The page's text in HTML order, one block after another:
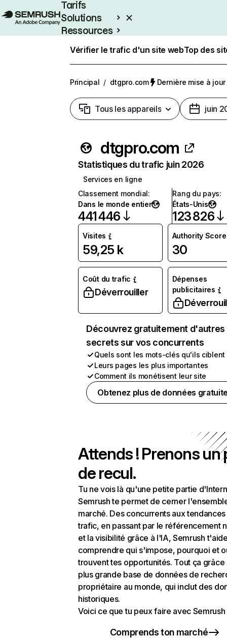
Tarifs
Solutions
Ressources
Vérifier le trafic d'un site webTop des
Principal / dtgpro.com Dernière mise à
Tous les appareils juin
dtgpro.com
Statistiques du trafic juin 2026
Services en ligne
Classement mondial:
Dans le monde entier
441 446
Rang du pays:
États-Unis
123 826
Visites
59,25 k
Authority Score
30
Coût du trafic
Déverrouiller
Dépenses
publicitaires
Découvrez gratuitement d'autres
secrets sur vos concurrents
Quels sont les mots-clés qu'ils ciblent
Leurs pages les plus importantes
Comment ils monétisent leur site
Obtenez plus de données
Attends ! Prenons un
de recul.
Tu ne vois là qu'une petite partie
Semrush te permet de cerner
marché. Des concurrents aux
trafic, en passant par le référencement
et la visibilité grâce à l'IA, Semrush
comprendre qui s'impose, pourquoi et
trouvent tes opportunités. Tout ça grâce
plus grande base de données de
propriétaire au monde, qui inclut des
historiques.
Voici ce que tu peux faire avec Semrush
Comprends ton marché